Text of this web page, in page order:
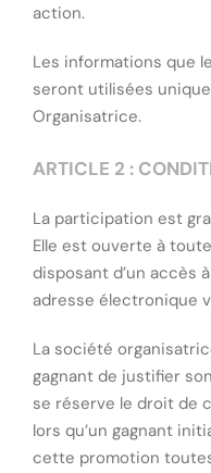
action.
Les informations que
seront utilisées
Organisatrice.
ARTICLE 2 :
La participation est
Elle est ouverte à
disposant d’un accès
adresse électronique
La société
gagnant de justifier
se réserve le droit de
lors qu’un gagnant
cette promotion